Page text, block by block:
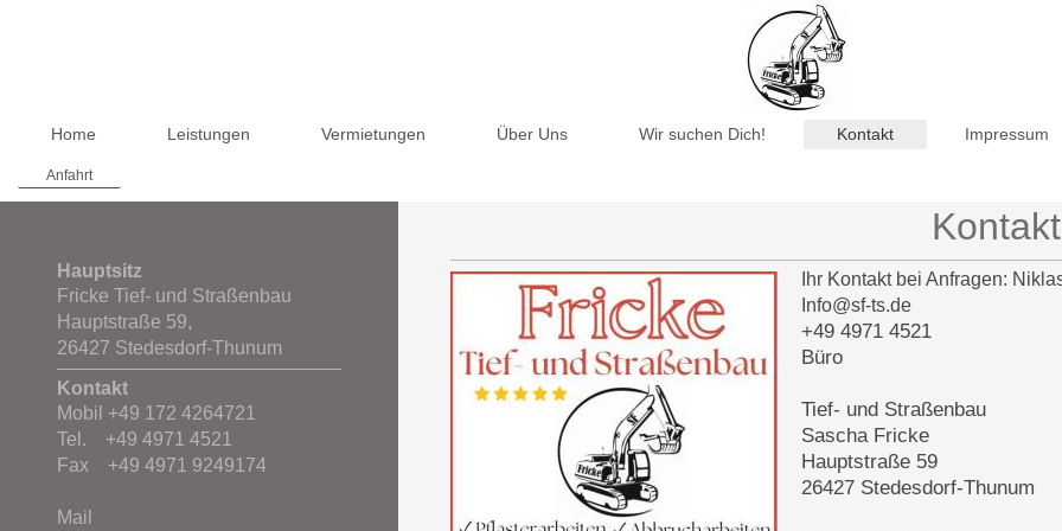
Home Leistungen Vermietungen Über Uns Wir suchen Dich! Kontakt Impressum
Anfahrt
Kontakt
Ihr Kontakt bei Anfragen:
Info@sf-ts.de
+49 4971 4521
Büro
Tief- und Straßenbau
Sascha Fricke
Hauptstraße 59
26427 Stedesdorf-Thunum
Hauptsitz
Fricke Tief- und Straßenbau
Hauptstraße 59,
26427 Stedesdorf-Thunum
Kontakt
Mobil +49 172 4264721
Tel. +49 4971 4521
Fax +49 4971 9249174
Mail